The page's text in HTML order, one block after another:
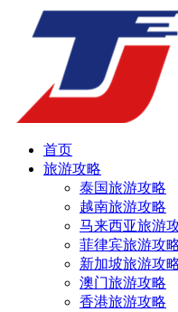
首页
旅游攻略
泰国旅游攻略
越南旅游攻略
马来西亚旅游
菲律宾旅游攻
新加坡旅游攻
澳门旅游攻略
香港旅游攻略